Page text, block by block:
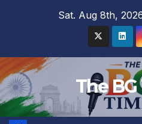
Sat. Aug 8th,
The